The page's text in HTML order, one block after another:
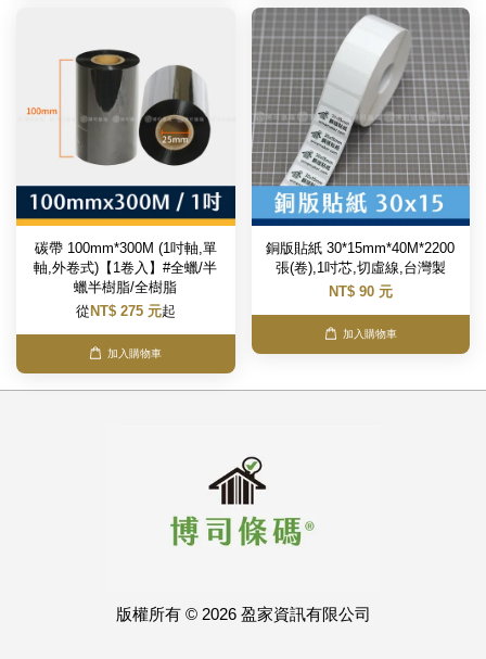
碳帶 100mm*300M (1吋軸,單
軸,外卷式)【1卷入】#全蠟/半
蠟半樹脂/全樹脂
從 NT$ 275 元起
加入購物車
銅版貼紙 30*15mm*40M*2200
張(卷),1吋芯,切虛線,台灣製
NT$ 90 元
加入購物車
版權所有 © 2026 盈家資訊有限公司